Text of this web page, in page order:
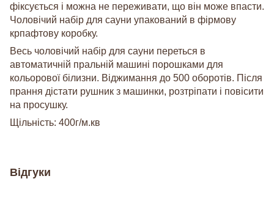
фіксується і можна не переживати, що він може впасти.
Чоловічий набір для сауни упакований в фірмову
крпафтову коробку.
Весь чоловічий набір для сауни переться в
автоматичній пральній машині порошками для
кольорової білизни. Віджимання до 500 оборотів. Після
прання дістати рушник з машинки, розтріпати і повісити
на просушку.
Щільність: 400г/м.кв
Відгуки